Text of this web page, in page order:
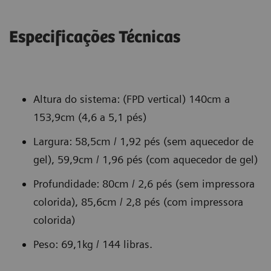
pacote
trabalho
eSie
Measure
fornece
medições
O
eSie
Left
Heart
é
uma
ferramenta
pode
ajudar
a
fornecer
75
utilização.
Especificações Técnicas
Altura do sistema: (FPD vertical) 140cm a
153,9cm (4,6 a 5,1 pés)
Largura: 58,5cm / 1,92 pés (sem aquecedor de
gel), 59,9cm / 1,96 pés (com aquecedor de gel)
Profundidade: 80cm / 2,6 pés (sem impressora
colorida), 85,6cm / 2,8 pés (com impressora
colorida)
Peso: 69,1kg / 144 libras.